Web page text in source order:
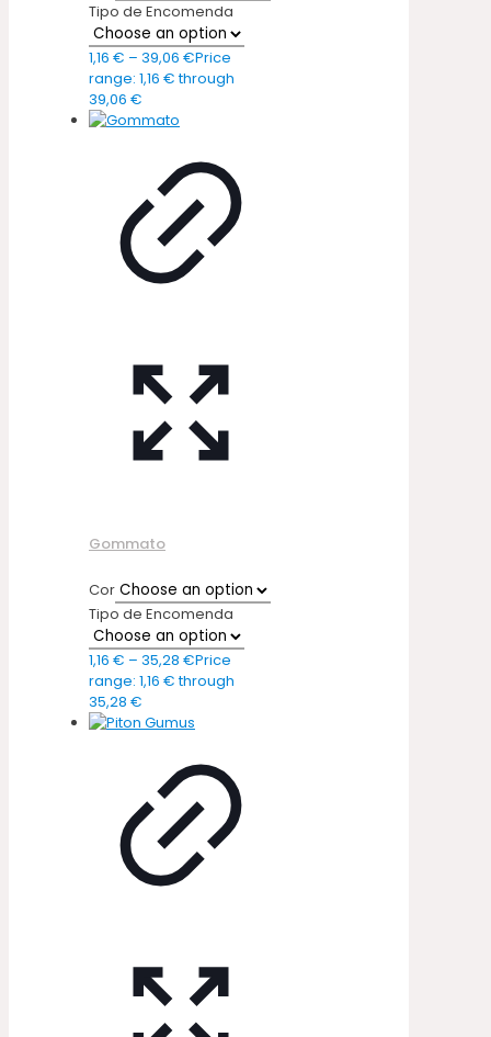
Tipo de Encomenda
1,16 € – 39,06 €Price
range: 1,16 € through
39,06 €
Gommato
Cor
Tipo de Encomenda
1,16 € – 35,28 €Price
range: 1,16 € through
35,28 €